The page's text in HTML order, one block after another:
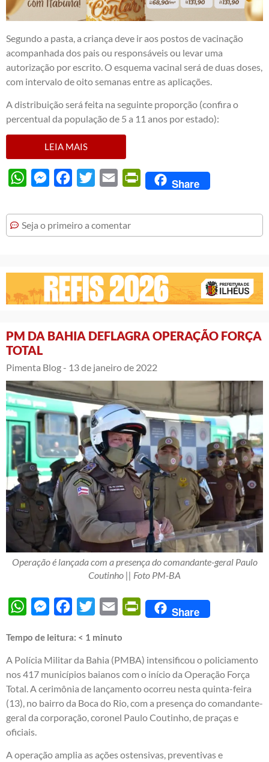
Segundo a pasta, a criança deve ir aos postos de vacinação
acompanhada dos pais ou responsáveis ou levar uma
autorização por escrito. O esquema vacinal será de duas doses,
com intervalo de oito semanas entre as aplicações.
A distribuição será feita na seguinte proporção (confira o
percentual da população de 5 a 11 anos por estado):
LEIA MAIS
WhatsAppMessengerFacebook
Twitter Email PrintFriendly
Share
Seja o primeiro a comentar
PM DA BAHIA DEFLAGRA OPERAÇÃO FORÇA
TOTAL
Pimenta Blog - 13 de janeiro de 2022
Operação é lançada com a presença do comandante-geral Paulo
Coutinho || Foto PM-BA
WhatsAppMessengerFacebook
Twitter Email PrintFriendly
Share
Tempo de leitura: < 1 minuto
A Polícia Militar da Bahia (PMBA) intensificou o policiamento
nos 417 municípios baianos com o início da Operação Força
Total. A cerimônia de lançamento ocorreu nesta quinta-feira
(13), no bairro da Boca do Rio, com a presença do comandante-
geral da corporação, coronel Paulo Coutinho, de praças e
oficiais.
A operação amplia as ações ostensivas, preventivas e